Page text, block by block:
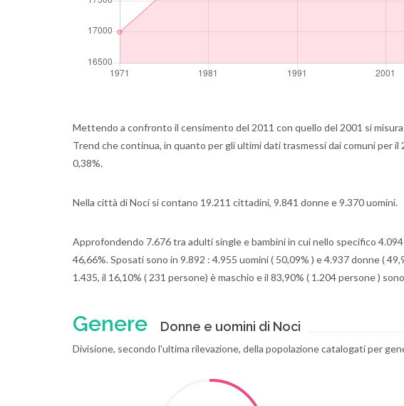
Mettendo a confronto il censimento del 2011 con quello del 2001 si
Trend che continua, in quanto per gli ultimi dati trasmessi dai comuni per
0,38%.
Nella città di Noci si contano 19.211 cittadini, 9.841 donne e 9.370 uomini.
Approfondendo 7.676 tra adulti single e bambini in cui nello specifico
46,66%. Sposati sono in 9.892 : 4.955 uomini ( 50,09% ) e 4.937 donne (
1.435, il 16,10% ( 231 persone) è maschio e il 83,90% ( 1.204 persone )
Genere Donne e uomini di Noci
Divisione, secondo l'ultima rilevazione, della popolazione catalogati per